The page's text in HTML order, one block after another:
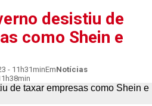
desistiu de
como Shein e
- 11h31minEmNotícias